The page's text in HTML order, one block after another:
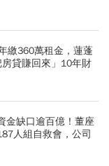
繳360萬租金，蓮蓬
貸賺回來」10年財
金缺口逾百億！董座
人組自救會，公司